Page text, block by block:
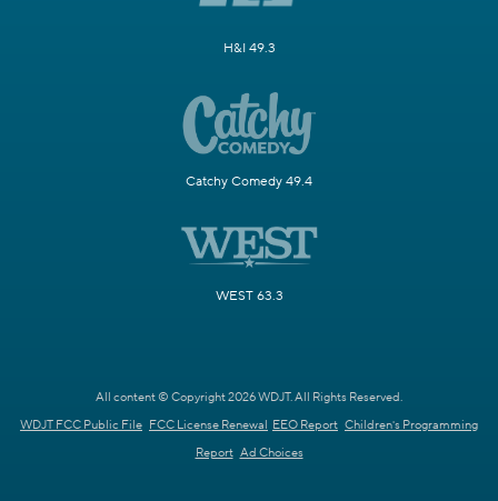
H&I 49.3
Catchy Comedy 49.4
WEST 63.3
All content © Copyright 2026 WDJT. All Rights Reserved.
WDJT FCC Public File FCC License Renewal EEO Report Children's Programming
Report Ad Choices